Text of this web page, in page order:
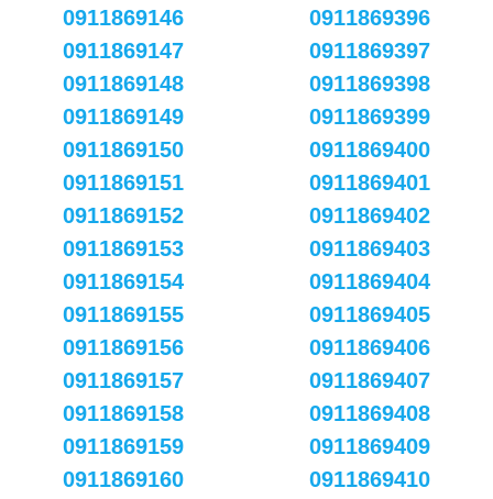
0911869146
0911869147
0911869148
0911869149
0911869150
0911869151
0911869152
0911869153
0911869154
0911869155
0911869156
0911869157
0911869158
0911869159
0911869160
0911869396
0911869397
0911869398
0911869399
0911869400
0911869401
0911869402
0911869403
0911869404
0911869405
0911869406
0911869407
0911869408
0911869409
0911869410